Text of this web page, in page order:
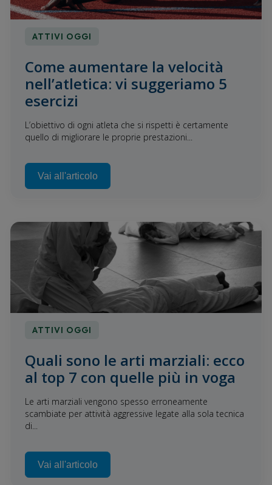
ATTIVI OGGI
Come aumentare la velocità
nell’atletica: vi suggeriamo 5
esercizi
L’obiettivo di ogni atleta che si rispetti è certamente
quello di migliorare le proprie prestazioni...
Vai all'articolo
ATTIVI OGGI
Quali sono le arti marziali: ecco
al top 7 con quelle più in voga
Le arti marziali vengono spesso erroneamente
scambiate per attività aggressive legate alla sola tecnica
di...
Vai all'articolo